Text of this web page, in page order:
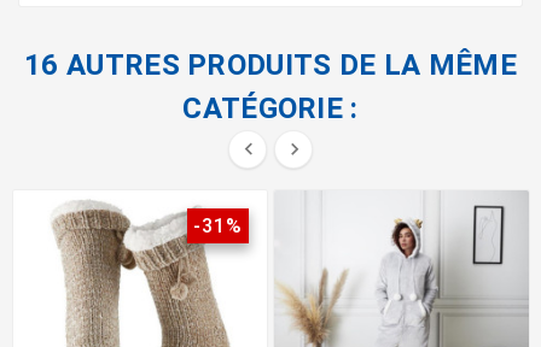
16 AUTRES PRODUITS DE LA MÊME
CATÉGORIE :
 
-31%